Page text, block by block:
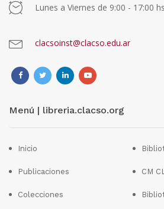
Lunes a Viernes de 9:00 - 17:00 hs
clacsoinst@clacso.edu.ar
Menú | libreria.clacso.org
Inicio
Publicaciones
Colecciones
CM